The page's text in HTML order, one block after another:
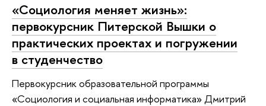
«Социология меняет жизнь»:
первокурсник Питерской Вышки о
практических проектах и погружении
в студенчество
Первокурсник образовательной программы
«Социология и социальная информатика» Дмитрий